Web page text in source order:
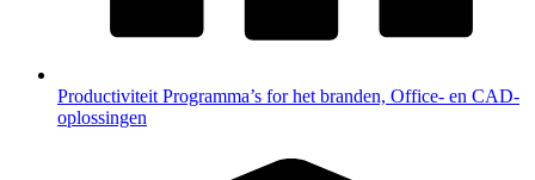
Productiviteit Programma’s for het branden, Office- en CAD-
oplossingen